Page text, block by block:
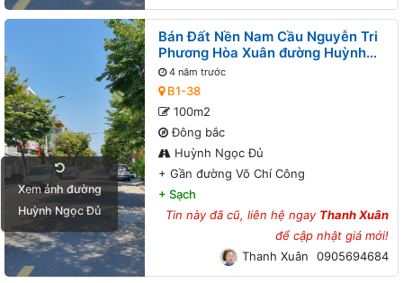
Xem ảnh đường
Huỳnh Ngọc Đủ
Bán Đất Nền Nam Cầu Nguyễn Tri
Phương Hòa Xuân đường Huỳnh
Ngọc Đủ B1-38 lô 8x - Gần đường
Võ Chí Công
4 năm trước
B1-38
100m2
Đông bắc
Huỳnh Ngọc Đủ
+ Gần đường Võ Chí Công
+ Sạch
Tin này đã cũ, liên hệ ngay Thanh Xuân
để cập nhật giá mới!
Thanh Xuân
0905694684